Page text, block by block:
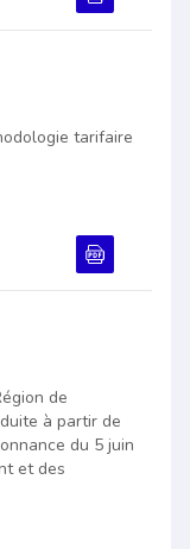
tarifaire
de
à partir de
du 5 juin
et des